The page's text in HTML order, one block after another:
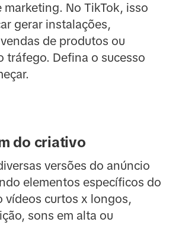
marketing. No TikTok, isso
gerar instalações,
de produtos ou
tráfego. Defina o sucesso
do criativo
versões do anúncio
elementos específicos do
vídeos curtos x longos,
sons em alta ou